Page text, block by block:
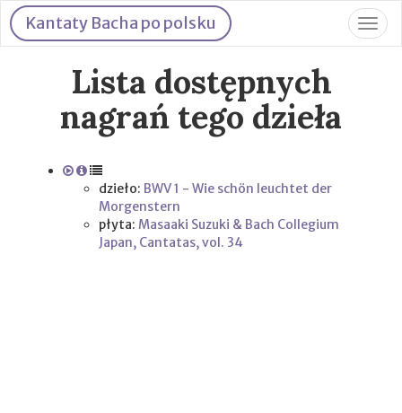
Kantaty Bacha po polsku
Lista dostępnych
nagrań tego dzieła
dzieło: BWV 1 - Wie schön leuchtet der
Morgenstern
płyta: Masaaki Suzuki & Bach Collegium
Japan, Cantatas, vol. 34